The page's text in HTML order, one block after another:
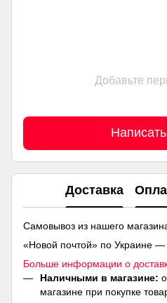
Добавьте
Доставка
Самовывоз из нашего
«Новой почтой» по Украине —
Больше информации о
Наличными в магазине:
магазине при покупке